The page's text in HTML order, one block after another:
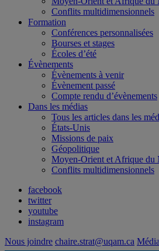
Conflits multidimensionnels
Formation
Conférences personnalisées
Bourses et stages
Écoles d’été
Évènements
Évènements à venir
Évènement passé
Compte rendu d’évènements
Dans les médias
Tous les articles dans les
États-Unis
Missions de paix
Géopolitique
Moyen-Orient et Afrique du
Conflits multidimensionnels
facebook
twitter
youtube
instagram
Nous joindre chaire.strat@uqam.ca